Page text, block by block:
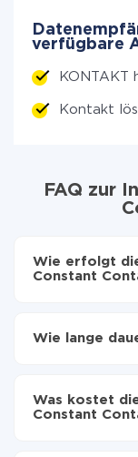
verfügbare
KONTAKT
Kontakt
FAQ zur
Wie erfolgt
Constant
Contact zu
Constant
Wie lange
Im Durchschnitt
Was kostet
Constant